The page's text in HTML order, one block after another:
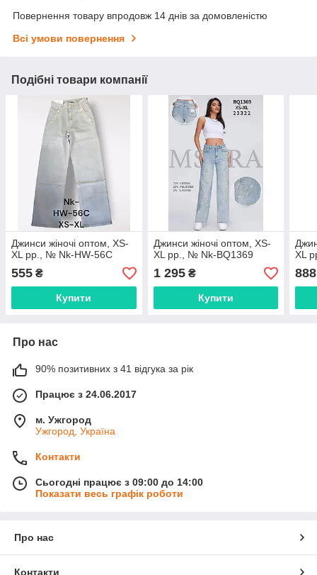
Повернення товару впродовж 14 днів за домовленістю
Всі умови повернення
Подібні товари компанії
Джинси жіночі оптом, XS-
XL pp., № Nk-HW-56C
555 ₴
Купити
Джинси жіночі оптом, XS-
XL pp., № Nk-BQ1369
1 295₴
Купити
XL
888
Про нас
90% позитивних з 41 відгука за рік
Працює з 24.06.2017
м. Ужгород
Ужгород, Україна
Контакти
Сьогодні працює з 09:00 до 14:00
Показати весь графік роботи
Про нас
Контакти